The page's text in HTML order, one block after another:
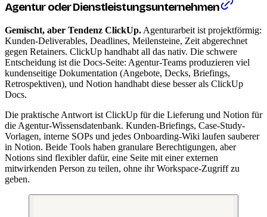
Agentur oder Dienstleistungsunternehmen
Gemischt, aber Tendenz ClickUp. Agenturarbeit ist projektförmig:
Kunden-Deliverables, Deadlines, Meilensteine, Zeit abgerechnet
gegen Retainers. ClickUp handhabt all das nativ. Die schwere
Entscheidung ist die Docs-Seite: Agentur-Teams produzieren viel
kundenseitige Dokumentation (Angebote, Decks, Briefings,
Retrospektiven), und Notion handhabt diese besser als ClickUp
Docs.
Die praktische Antwort ist ClickUp für die Lieferung und Notion für
die Agentur-Wissensdatenbank. Kunden-Briefings, Case-Study-
Vorlagen, interne SOPs und jedes Onboarding-Wiki laufen sauberer
in Notion. Beide Tools haben granulare Berechtigungen, aber
Notions sind flexibler dafür, eine Seite mit einer externen
mitwirkenden Person zu teilen, ohne ihr Workspace-Zugriff zu
geben.